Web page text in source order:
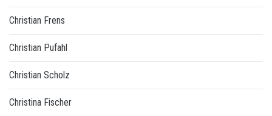
Christian Frens
Christian Pufahl
Christian Scholz
Christina Fischer